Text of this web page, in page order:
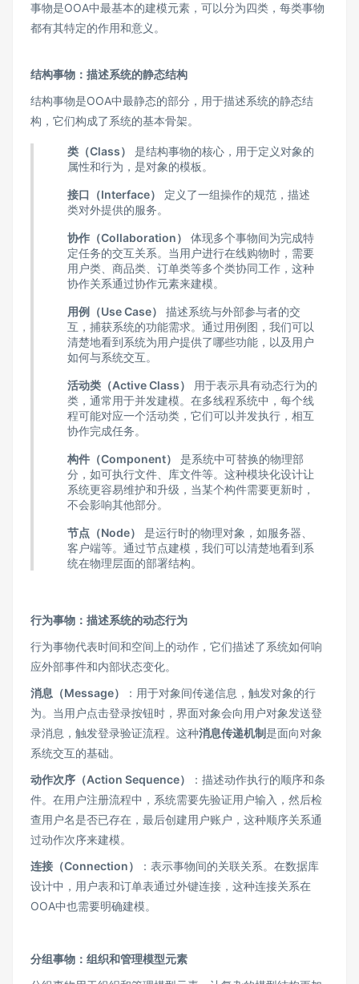
事物是OOA中最基本的建模元素，可以分为四类，每类事物
都有其特定的作用和意义。
结构事物：描述系统的静态结构
结构事物是OOA中最静态的部分，用于描述系统的静态结
构，它们构成了系统的基本骨架。
类（Class）
是结构事物的核心，用于定义对象的
属性和行为，是对象的模板。
接口（Interface）
定义了一组操作的规范，描述
类对外提供的服务。
协作（Collaboration）
体现多个事物间为完成特
定任务的交互关系。当用户进行在线购物时，需要
用户类、商品类、订单类等多个类协同工作，这种
协作关系通过协作元素来建模。
用例（Use Case）
描述系统与外部参与者的交
互，捕获系统的功能需求。通过用例图，我们可以
清楚地看到系统为用户提供了哪些功能，以及用户
如何与系统交互。
活动类（Active Class）
用于表示具有动态行为的
类，通常用于并发建模。在多线程系统中，每个线
程可能对应一个活动类，它们可以并发执行，相互
协作完成任务。
构件（Component）
是系统中可替换的物理部
分，如可执行文件、库文件等。这种模块化设计让
系统更容易维护和升级，当某个构件需要更新时，
不会影响其他部分。
节点（Node）
是运行时的物理对象，如服务器、
客户端等。通过节点建模，我们可以清楚地看到系
统在物理层面的部署结构。
行为事物：描述系统的动态行为
行为事物代表时间和空间上的动作，它们描述了系统如何响
应外部事件和内部状态变化。
消息（Message）
：用于对象间传递信息，触发对象的行
为。当用户点击登录按钮时，界面对象会向用户对象发送登
录消息，触发登录验证流程。这种消息传递机制是面向对象
系统交互的基础。
动作次序（Action Sequence）
：描述动作执行的顺序和条
件。在用户注册流程中，系统需要先验证用户输入，然后检
查用户名是否已存在，最后创建用户账户，这种顺序关系通
过动作次序来建模。
连接（Connection）
：表示事物间的关联关系。在数据库
设计中，用户表和订单表通过外键连接，这种连接关系在
OOA中也需要明确建模。
分组事物：组织和管理模型元素